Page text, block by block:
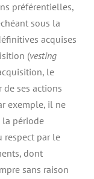
préférentielles,
sous la
acquises
(vesting
le
ses actions
exemple, il ne
la période
respect par le
dont
sans raison